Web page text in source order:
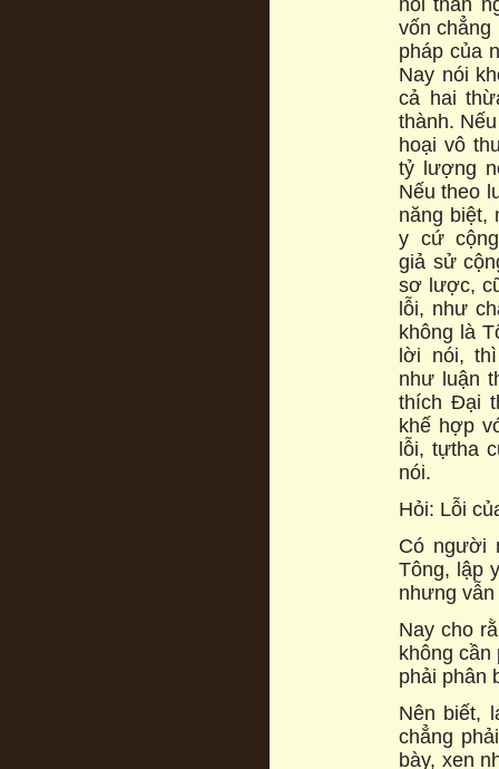
vốn
pháp của
Nay nói
cả hai
thành.
hoại vô
tỷ lượng
Nếu theo
năng biệt,
y cứ
giả sử
sơ lược,
lỗi, như
không là
lời nói,
như luận
thích Đại
khế hợp
lỗi, tựtha
nói.
Hỏi: Lỗi
Có người
Tông, lập
nhưng
Nay cho
không cần
phải phân
Nên biết,
chẳng
bày, xen